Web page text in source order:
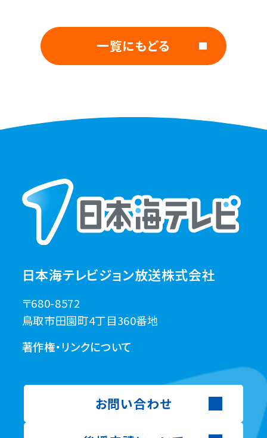
一覧にもどる
日本海テレビジョン放送株式会社
〒680-8572
鳥取市田園町4丁目360番地
著作権・リンクについて
お問い合わせ